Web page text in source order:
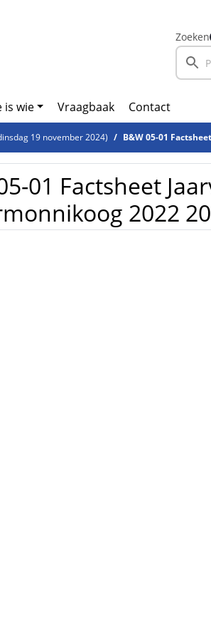
Zoeken
is wie Vraagbaak Contact
19 november 2024) B&W 05-01
01 Factsheet
2022